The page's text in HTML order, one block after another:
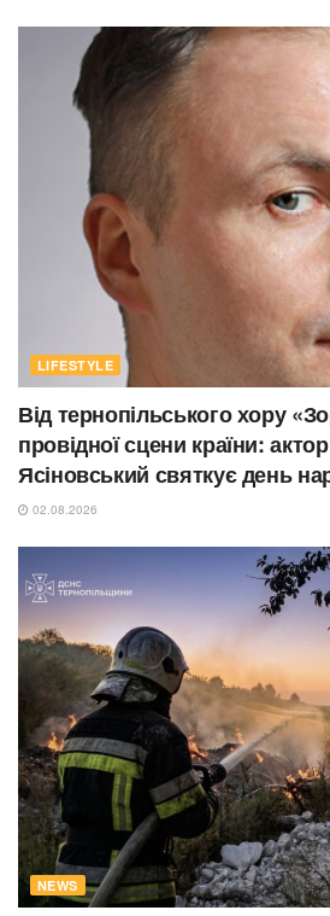
LIFESTYLE
Від тернопільського хору
провідної сцени країни:
Ясіновський святкує день
02.08.2026
NEWS